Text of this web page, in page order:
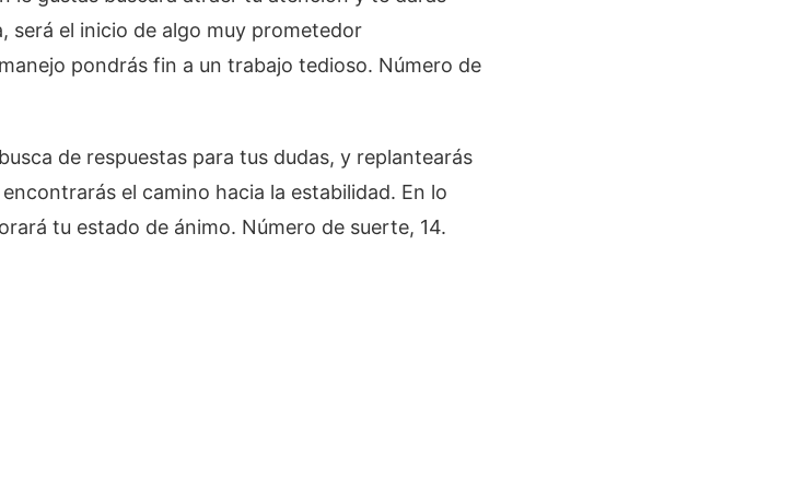
será el inicio de algo muy prometedor
pondrás fin a un trabajo tedioso. Número de
de respuestas para tus dudas, y replantearás
el camino hacia la estabilidad. En lo
tu estado de ánimo. Número de suerte, 14.